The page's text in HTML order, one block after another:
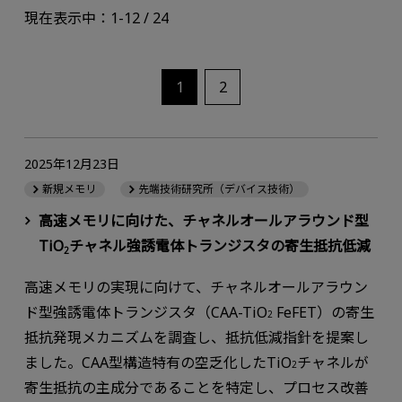
現在表示中：1-12 / 24
1 2
高速メモリに向けた、チャネルオールアラウンド型
TiO2チャネル強誘電体トランジスタの寄生抵抗低減
2025年12月23日
新規メモリ 先端技術研究所（デバイス技術）
高速メモリの実現に向けて、チャネルオールアラウン
ド型強誘電体トランジスタ（CAA-TiO2FeFET）の寄生
抵抗発現メカニズムを調査し、抵抗低減指針を提案し
ました。CAA型構造特有の空乏化したTiO2チャネルが
寄生抵抗の主成分であることを特定し、プロセス改善